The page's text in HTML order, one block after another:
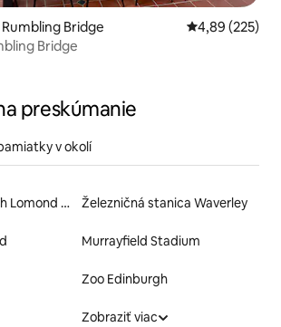
Bridge Priemerné
4,89 (225)
Bridge
preskúmanie
v okolí
Národný park Loch Lomond a Trossachs Železničná stanica Waverley
Murrayfield Stadium
Zoo Edinburgh
Zobraziť viac